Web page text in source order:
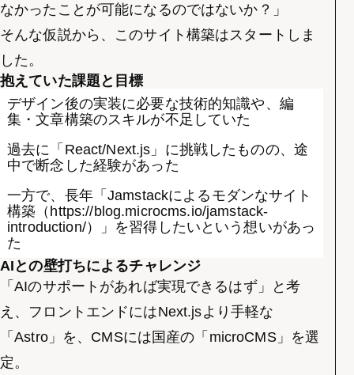
なかったことが可能になるのではないか？」
そんな仮説から、このサイト構築はスタートしま
した。
抱えていた課題と目標
デザイン後の実装に必要な技術的知識や、編
集・文章構築のスキルが不足していた
過去に「React/Next.js」に挑戦したものの、途
中で断念した経験があった
一方で、長年「Jamstackによるモダンなサイト
構築（ https://blog.microcms.io/jamstack-
introduction/）」を習得したいという想いがあっ
た
AIとの壁打ちによるチャレンジ
「AIのサポートがあれば実現できるはず」と考
え、フロントエンドにはNext.jsより手軽な
「Astro」を、CMSには国産の「microCMS」を選
定。